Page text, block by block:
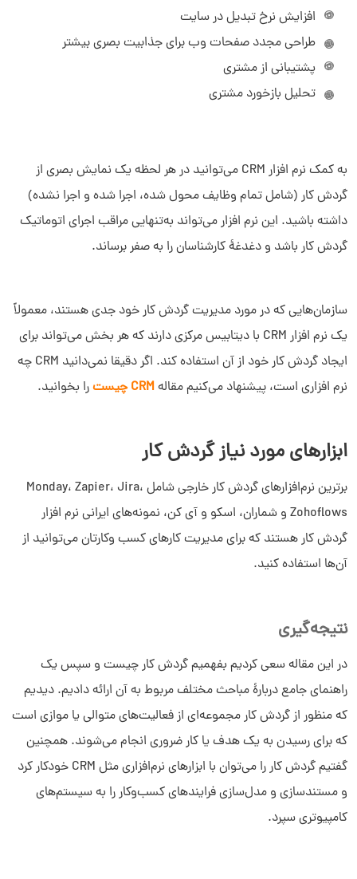
افزایش نرخ تبدیل در سایت
طراحی مجدد صفحات وب برای جذابیت بصری بیشتر
پشتیبانی از مشتری
تحلیل بازخورد مشتری
به کمک نرم افزار CRM می‌توانید در هر لحظه یک نمایش بصری از
گردش کار (شامل تمام وظایف محول شده، اجرا شده و اجرا نشده)
داشته باشید. این نرم افزار می‌تواند به‌تنهایی مراقب اجرای اتوماتیک
گردش کار باشد و دغدغۀ کارشناسان را به صفر برساند.
سازمان‌هایی که در مورد مدیریت گردش کار خود جدی هستند، معمولاً
یک نرم افزار CRM با دیتابیس مرکزی دارند که هر بخش می‌تواند برای
ایجاد گردش کار خود از آن استفاده کند. اگر دقیقا نمی‌دانید CRM چه
نرم افزاری است، پیشنهاد می‌کنیم مقالهCRM چیست را بخوانید.
ابزارهای مورد نیاز گردش کار
برترین نرم‌افزارهای گردش کار خارجی شامل Monday، Zapier، Jira،
Zohoflows و شماران، اسکو و آی کن، نمونه‌های ایرانی نرم افزار
گردش کار هستند که برای مدیریت کارهای کسب وکارتان می‌توانید از
آن‌ها استفاده کنید.
نتیجه‌گیری
در این مقاله سعی کردیم بفهمیم گردش کار چیست و سپس یک
راهنمای جامع دربارۀ مباحث مختلف مربوط به آن ارائه دادیم. دیدیم
که منظور از گردش کار مجموعه‌ای از فعالیت‌های متوالی یا موازی است
که برای رسیدن به یک هدف یا کار ضروری انجام می‌شوند. همچنین
گفتیم گردش کار را می‌توان با ابزارهای نرم‌افزاری مثل CRM خودکار کرد
و مستندسازی و مدل‌سازی فرایندهای کسب‌وکار را به سیستم‌های
کامپیوتری سپرد.